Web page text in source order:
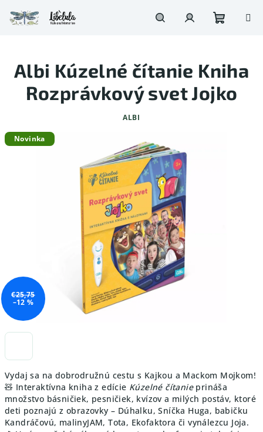
na
obsah
košík
Vydaj sa na dobrodružnú cestu s Kajkou a Mackom Mojkom!
🧸 Interaktívna kniha z edície Kúzelné čítanieprináša
množstvo básničiek, pesničiek, kvízov a milých postáv, ktoré
deti poznajú z obrazovky – Dúhalku, Sníčka Huga, babičku
Kandráčovú, malinyJAM, Tota, Ekofaktora či vynálezcu Joja.
Albi Kúzelné čítanie Kniha
Rozprávkový svet Jojko
ALBI
Novinka
€25,75
–12 %